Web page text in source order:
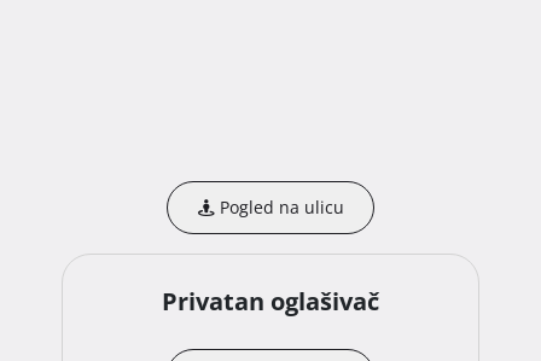
Pogled na ulicu
Privatan oglašivač